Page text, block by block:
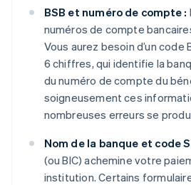
BSB et numéro de compte :
numéros de compte
Vous aurez besoin d’un code
6 chiffres, qui identifie la
du numéro de compte du
soigneusement ces
nombreuses erreurs se
Nom de la banque et code
(ou BIC) achemine votre
institution. Certains